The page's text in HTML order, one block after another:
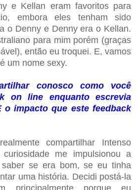
e Kellan eram favoritos para
embora eles tenham sido
o Denny e Denny era o Kellan.
para mim porém (graças
então eu troquei. E, vamos
um nome sexy.
conosco como você
on line enquanto escrevia
o impacto que este feedback
compartilhar Intenso
me impulsionou a
se era bom, se eu tinha
uma história. Decidi postá-la
principalmente porque eu